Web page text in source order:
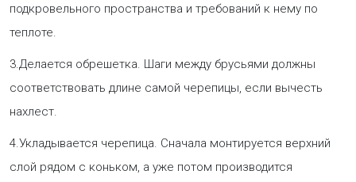
подкровельного пространства и требований к нему по
теплоте.
3.Делается обрешетка. Шаги между брусьями должны
соответствовать длине самой черепицы, если вычесть
нахлест.
4.Укладывается черепица. Сначала монтируется верхний
слой рядом с коньком, а уже потом производится